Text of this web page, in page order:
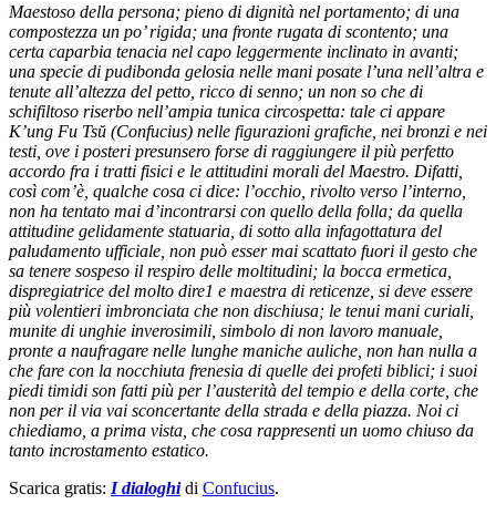
Maestoso della persona; pieno di dignità nel portamento; di una
compostezza un po’ rigida; una fronte rugata di scontento; una
certa caparbia tenacia nel capo leggermente inclinato in avanti;
una specie di pudibonda gelosia nelle mani posate l’una nell’altra e
tenute all’altezza del petto, ricco di senno; un non so che di
schifiltoso riserbo nell’ampia tunica circospetta: tale ci appare
K’ung Fu Tsŭ (Confucius) nelle figurazioni grafiche, nei bronzi e nei
testi, ove i posteri presunsero forse di raggiungere il più perfetto
accordo fra i tratti fisici e le attitudini morali del Maestro. Difatti,
così com’è, qualche cosa ci dice: l’occhio, rivolto verso l’interno,
non ha tentato mai d’incontrarsi con quello della folla; da quella
attitudine gelidamente statuaria, di sotto alla infagottatura del
paludamento ufficiale, non può esser mai scattato fuori il gesto che
sa tenere sospeso il respiro delle moltitudini; la bocca ermetica,
dispregiatrice del molto dire1 e maestra di reticenze, si deve essere
più volentieri imbronciata che non dischiusa; le tenui mani curiali,
munite di unghie inverosimili, simbolo di non lavoro manuale,
pronte a naufragare nelle lunghe maniche auliche, non han nulla a
che fare con la nocchiuta frenesia di quelle dei profeti biblici; i suoi
piedi timidi son fatti più per l’austerità del tempio e della corte, che
non per il via vai sconcertante della strada e della piazza. Noi ci
chiediamo, a prima vista, che cosa rappresenti un uomo chiuso da
tanto incrostamento estatico.
Scarica gratis: I dialoghidi Confucius.